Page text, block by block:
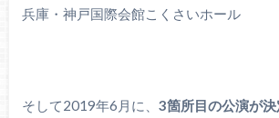
兵庫・神戸国際会館こくさいホール
そして2019年6月に、 3箇所目の公演が決